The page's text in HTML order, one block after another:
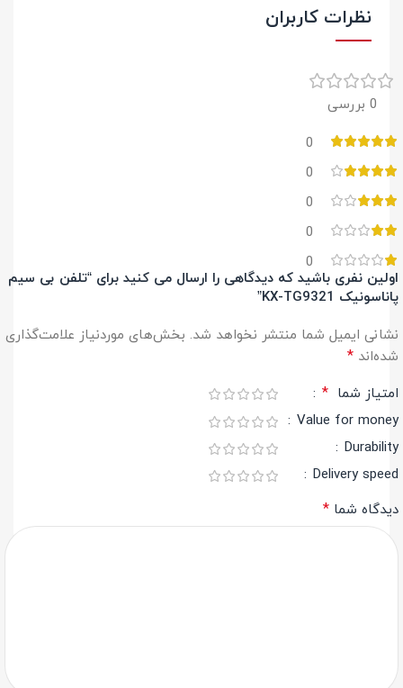
نظرات کاربران
0 بررسی
0
0
0
0
0
اولین نفری باشید که دیدگاهی را ارسال می کنید برای “تلفن بی سیم
پاناسونیک KX-TG9321”
نشانی ایمیل شما منتشر نخواهد شد. بخش‌های موردنیاز علامت‌گذاری
شده‌اند *
امتیاز شما *
Value for money
Durability
Delivery speed
دیدگاه شما *